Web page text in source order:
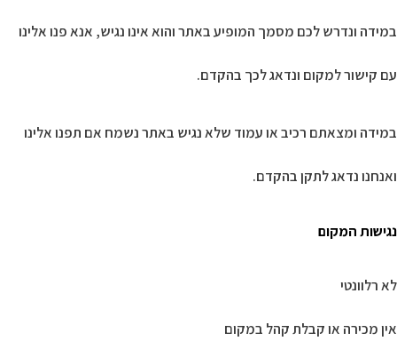
במידה ונדרש לכם מסמך המופיע באתר והוא אינו נגיש, אנא פנו אלינו
עם קישור למקום ונדאג לכך בהקדם.
במידה ומצאתם רכיב או עמוד שלא נגיש באתר נשמח אם תפנו אלינו
ואנחנו נדאג לתקן בהקדם.
נגישות המקום
לא רלוונטי
אין מכירה או קבלת קהל במקום